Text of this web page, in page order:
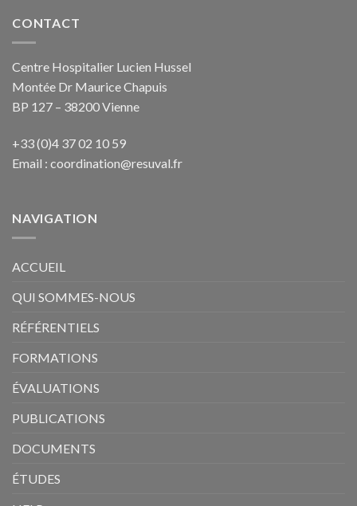
CONTACT
Centre Hospitalier Lucien Hussel
Montée Dr Maurice Chapuis
BP 127 – 38200 Vienne
+33 (0)4 37 02 10 59
Email : coordination@resuval.fr
NAVIGATION
ACCUEIL
QUI SOMMES-NOUS
RÉFÉRENTIELS
FORMATIONS
ÉVALUATIONS
PUBLICATIONS
DOCUMENTS
ÉTUDES